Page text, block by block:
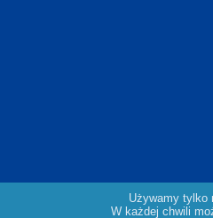
Używamy tylko
W każdej chwili